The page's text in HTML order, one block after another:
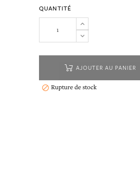
QUANTITÉ
AJOUTER AU PANIER
 Rupture de stock